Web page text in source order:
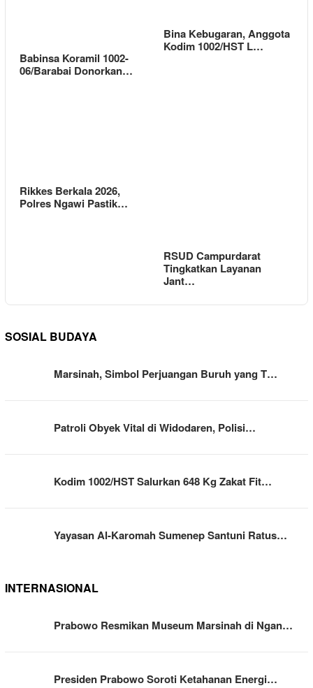
Babinsa Koramil 1002-
06/Barabai Donorkan…
Bina Kebugaran, Anggota
Kodim 1002/HST L…
Rikkes Berkala 2026,
Polres Ngawi Pastik…
RSUD Campurdarat
Tingkatkan Layanan
Jant…
SOSIAL BUDAYA
Marsinah, Simbol Perjuangan Buruh yang T…
Patroli Obyek Vital di Widodaren, Polisi…
Kodim 1002/HST Salurkan 648 Kg Zakat Fit…
Yayasan Al-Karomah Sumenep Santuni Ratus…
INTERNASIONAL
Prabowo Resmikan Museum Marsinah di Ngan…
Presiden Prabowo Soroti Ketahanan Energi…